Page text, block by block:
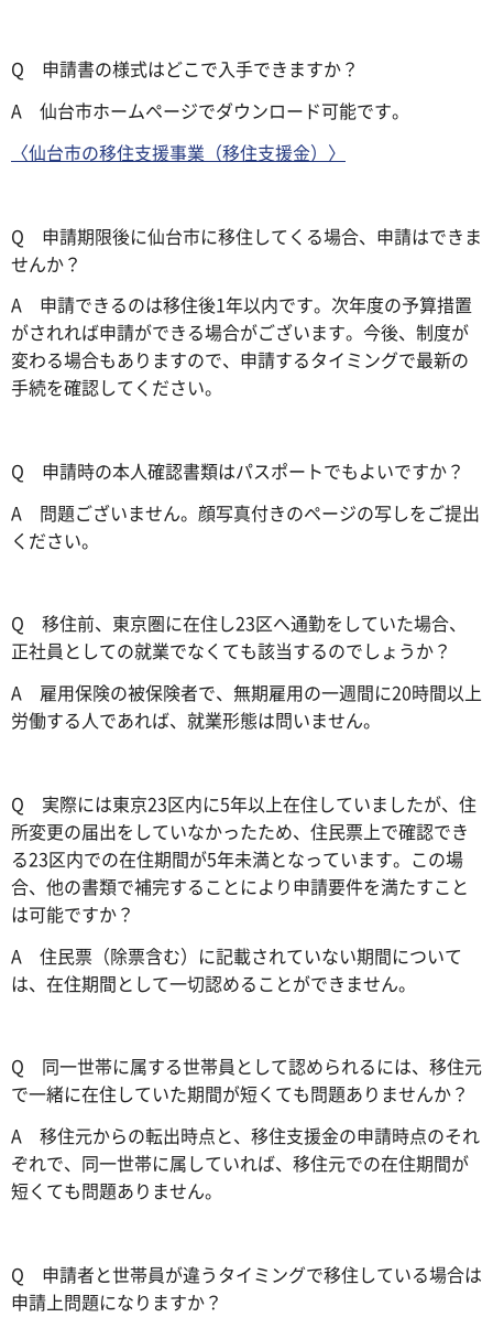
Q 申請書の様式はどこで入手できますか？
A 仙台市ホームページでダウンロード可能です。
〈仙台市の移住支援事業（移住支援金）〉
Q 申請期限後に仙台市に移住してくる場合、申請はできま
せんか？
A 申請できるのは移住後1年以内です。次年度の予算措置
がされれば申請ができる場合がございます。今後、制度が
変わる場合もありますので、申請するタイミングで最新の
手続を確認してください。
Q 申請時の本人確認書類はパスポートでもよいですか？
A 問題ございません。顔写真付きのページの写しをご提出
ください。
Q 移住前、東京圏に在住し23区へ通勤をしていた場合、
正社員としての就業でなくても該当するのでしょうか？
A 雇用保険の被保険者で、無期雇用の一週間に20時間以上
労働する人であれば、就業形態は問いません。
Q 実際には東京23区内に5年以上在住していましたが、住
所変更の届出をしていなかったため、住民票上で確認でき
る23区内での在住期間が5年未満となっています。この場
合、他の書類で補完することにより申請要件を満たすこと
は可能ですか？
A 住民票（除票含む）に記載されていない期間について
は、在住期間として一切認めることができません。
Q 同一世帯に属する世帯員として認められるには、移住元
で一緒に在住していた期間が短くても問題ありませんか？
A 移住元からの転出時点と、移住支援金の申請時点のそれ
ぞれで、同一世帯に属していれば、移住元での在住期間が
短くても問題ありません。
Q 申請者と世帯員が違うタイミングで移住している場合は
申請上問題になりますか？